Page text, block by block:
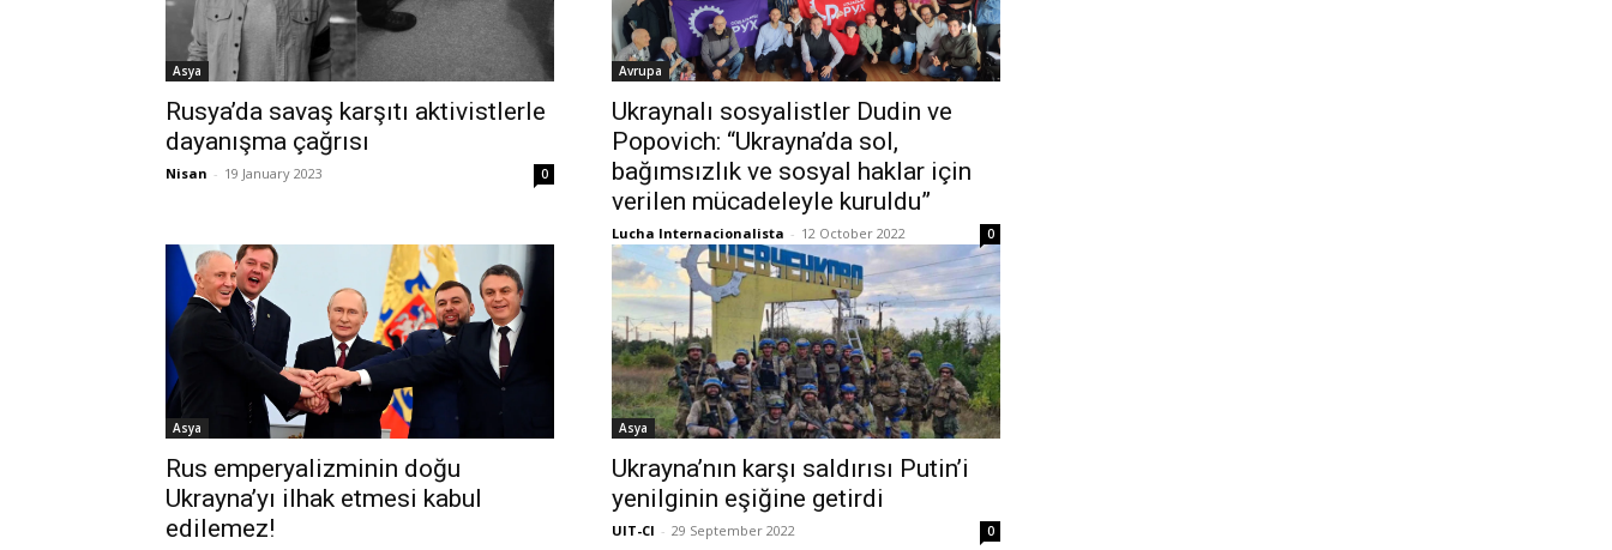
Asya
Rusya’da savaş karşıtı aktivistlerle
dayanışma çağrısı
Nisan - 19 January 2023 0
Avrupa
Ukraynalı sosyalistler Dudin ve
Popovich: “Ukrayna’da sol,
bağımsızlık ve sosyal haklar için
verilen mücadeleyle kuruldu”
Lucha Internacionalista - 12 October 2022 0
Asya
Rus emperyalizminin doğu
Ukrayna’yı ilhak etmesi kabul
edilemez!
Asya
Ukrayna’nın karşı saldırısı Putin’i
yenilginin eşiğine getirdi
UIT-CI - 29 September 2022 0